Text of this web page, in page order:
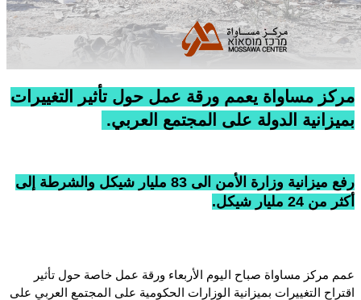
مركز مساواة يعمم ورقة عمل حول تأثير التغييرات
بميزانية الدولة على المجتمع العربي.
رفع ميزانية وزارة الأمن الى 83 مليار شيكل والشرطة إلى
أكثر من 24 مليار شيكل.
عمم مركز مساواة صباح اليوم الأربعاء ورقة عمل خاصة حول تأثير
اقتراح التغييرات بميزانية الوزارات الحكومية على المجتمع العربي على